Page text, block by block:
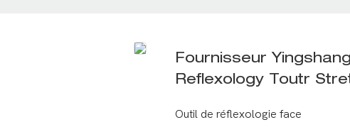
Fournisseur
Reflexology Toutr
Outil de réflexologie face